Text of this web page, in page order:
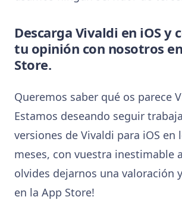
Descarga Vivaldi en iOS y
tu opinión con nosotros
Store.
Queremos saber qué os parece
Estamos deseando seguir
versiones de Vivaldi para iOS en
meses, con vuestra inestimable
olvides dejarnos una valoración
en la App Store!